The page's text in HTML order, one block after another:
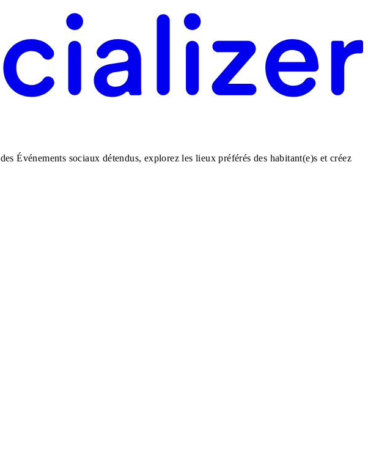
Événements sociaux détendus, explorez les lieux préférés des habitant(e)s et créez